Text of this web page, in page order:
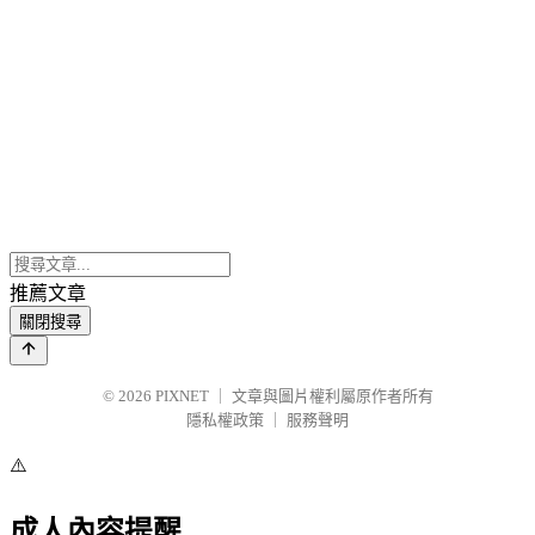
推薦文章
關閉搜尋
© 2026 PIXNET
文章與圖片權利屬原作者所有
隱私權政策
服務聲明
⚠️